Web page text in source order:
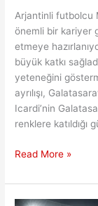
Arjantinli futbolcu
önemli bir kariyer
etmeye
büyük katkı
yeteneğini
ayrılışı,
Icardi’nin
renklere katıldığı
Mauro
Galatasaray’da
Geçirdiği
Read More »